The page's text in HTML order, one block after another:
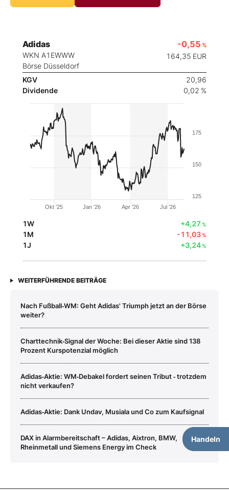
Adidas
WKN A1EWWW
Börse Düsseldorf
-0,55 %
164,35 EUR
KGV
20,96
Dividende
0,02 %
Handeln
Okt '25 Jan '26 Apr '26 Jul '26
125
150
175
1W +4,27 %
1M -11,03%
1J +3,24%
WEITERFÜHRENDE BEITRÄGE
Nach Fußball‑WM: Geht Adidas' Triumph jetzt an der Börse
weiter?
Charttechnik‑Signal der Woche: Bei dieser Aktie sind 138
Prozent Kurspotenzial möglich
Adidas‑Aktie: WM‑Debakel fordert seinen Tribut ‑ trotzdem
nicht verkaufen?
Adidas‑Aktie: Dank Undav, Musiala und Co zum Kaufsignal
DAX in Alarmbereitschaft – Adidas, Aixtron, BMW,
Rheinmetall und Siemens Energy im Check